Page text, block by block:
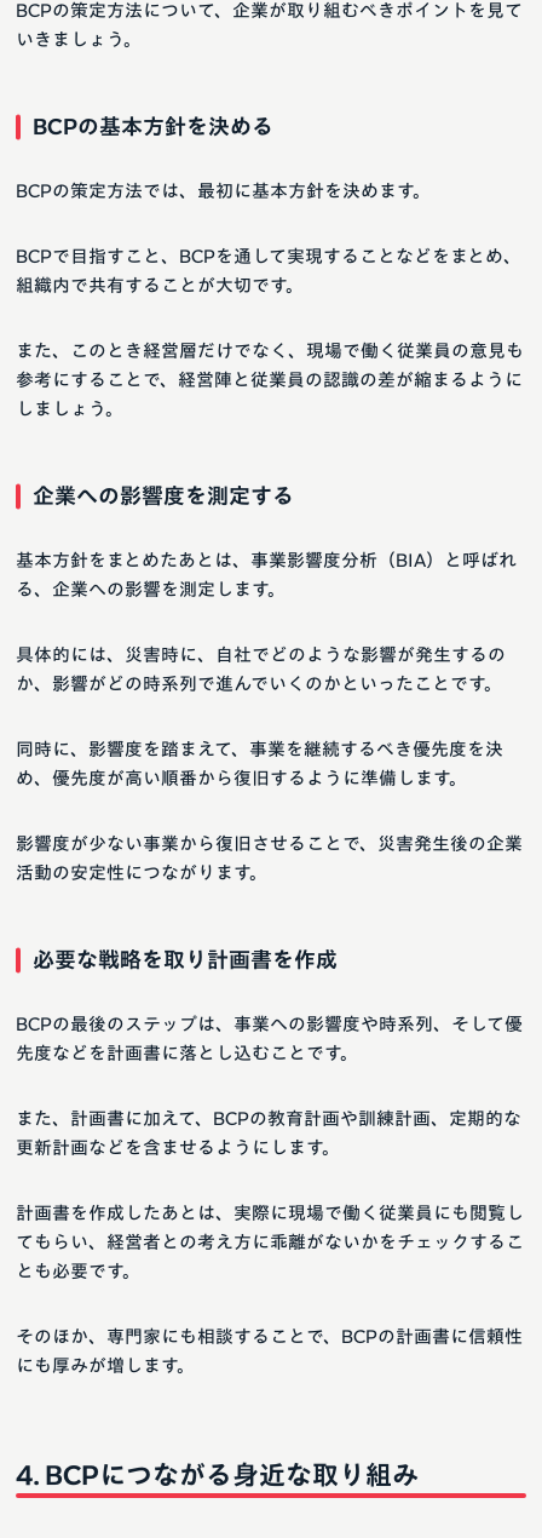
BCPの策定方法について、企業が取り組むべきポイントを見て
いきましょう。
BCPの基本方針を決める
BCPの策定方法では、最初に基本方針を決めます。
BCPで目指すこと、BCPを通して実現することなどをまとめ、
組織内で共有することが大切です。
また、このとき経営層だけでなく、現場で働く従業員の意見も
参考にすることで、経営陣と従業員の認識の差が縮まるように
しましょう。
企業への影響度を測定する
基本方針をまとめたあとは、事業影響度分析（BIA）と呼ばれ
る、企業への影響を測定します。
具体的には、災害時に、自社でどのような影響が発生するの
か、影響がどの時系列で進んでいくのかといったことです。
同時に、影響度を踏まえて、事業を継続するべき優先度を決
め、優先度が高い順番から復旧するように準備します。
影響度が少ない事業から復旧させることで、災害発生後の企業
活動の安定性につながります。
必要な戦略を取り計画書を作成
BCPの最後のステップは、事業への影響度や時系列、そして優
先度などを計画書に落とし込むことです。
また、計画書に加えて、BCPの教育計画や訓練計画、定期的な
更新計画などを含ませるようにします。
計画書を作成したあとは、実際に現場で働く従業員にも閲覧し
てもらい、経営者との考え方に乖離がないかをチェックするこ
とも必要です。
そのほか、専門家にも相談することで、BCPの計画書に信頼性
にも厚みが増します。
BCPにつながる身近な取り組み